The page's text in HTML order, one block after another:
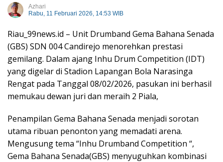
Azhari
Rabu, 11 Februari 2026, 14:53 WIB
Riau_99news.id – Unit Drumband Gema Bahana Senada
(GBS) SDN 004 Candirejo menorehkan prestasi
gemilang. Dalam ajang Inhu Drum Competition (IDT)
yang digelar di Stadion Lapangan Bola Narasinga
Rengat pada Tanggal 08/02/2026, pasukan ini berhasil
memukau dewan juri dan meraih 2 Piala,
Penampilan Gema Bahana Senada menjadi sorotan
utama ribuan penonton yang memadati arena.
Mengusung tema “Inhu Drumband Competition “,
Gema Bahana Senada(GBS) menyuguhkan kombinasi